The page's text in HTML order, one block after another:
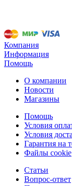
Компания
Информация
Помощь
О компании
Новости
Магазины
Помощь
Условия
Условия
Гарантия на
Файлы cookie
Статьи
Вопрос-ответ